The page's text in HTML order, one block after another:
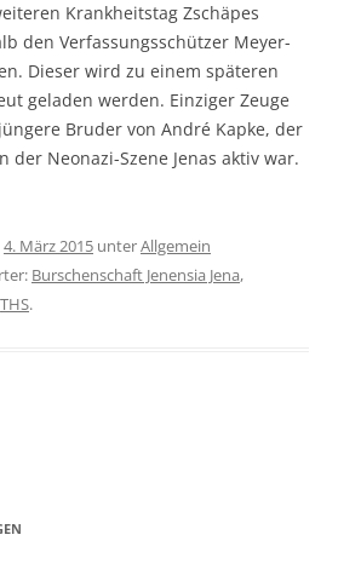
Krankheitstag Zschäpes
den Verfassungsschützer Meyer-
Dieser wird zu einem späteren
geladen werden. Einziger Zeuge
Bruder von André Kapke, der
der Neonazi-Szene Jenas aktiv war.
4. März 2015 unterAllgemein
Burschenschaft Jenensia Jena,
THS.